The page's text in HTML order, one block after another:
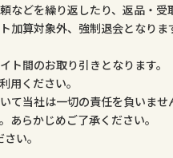
などを繰り返したり、返品・受
加算対象外、強制退会となり
間のお取り引きとなります。
用ください。
て当社は一切の責任を負いませ
らかじめご了承ください。
い。